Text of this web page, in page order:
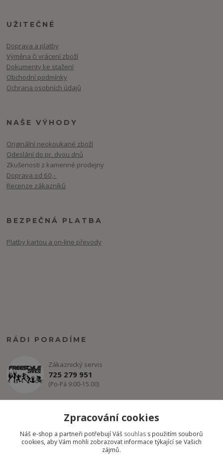
UŽITEČNÉ
Doprava a platby
Výměna či vrácení zboží
Dokumenty ke stažení
Obchodní podmínky
Ochrana osobních údajů
NAŠE VÝHODY
Originální neokoukané zboží
Odeslání do pr. dvou dnů
Zkušenosti z kamenné prodejny
Doprava od 60,-
Recenze zákazníků
BEZPEČNÁ PLATBA
Platby kartou a on-line převody
RÁDI PORADÍME
Zákaznický servis
725 279 951
(Po-Pá 9:00-15.00)
Zpracování cookies
Náš e-shop a partneři potřebují Váš souhlas s použitím souborů
cookies, aby Vám mohli zobrazovat informace týkající se Vašich
zájmů.